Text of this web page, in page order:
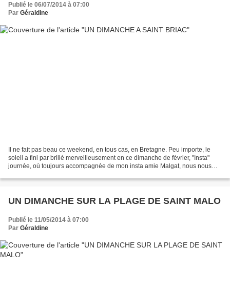
Publié le 06/07/2014 à 07:00
Par Géraldine
Il ne fait pas beau ce weekend, en tous cas, en Bretagne. Peu importe, le
soleil a fini par brillé merveilleusement en ce dimanche de février, "Insta"
journée, où toujours accompagnée de mon insta amie Malgat, nous nous
UN DIMANCHE SUR LA PLAGE DE SAINT MALO
Publié le 11/05/2014 à 07:00
Par Géraldine